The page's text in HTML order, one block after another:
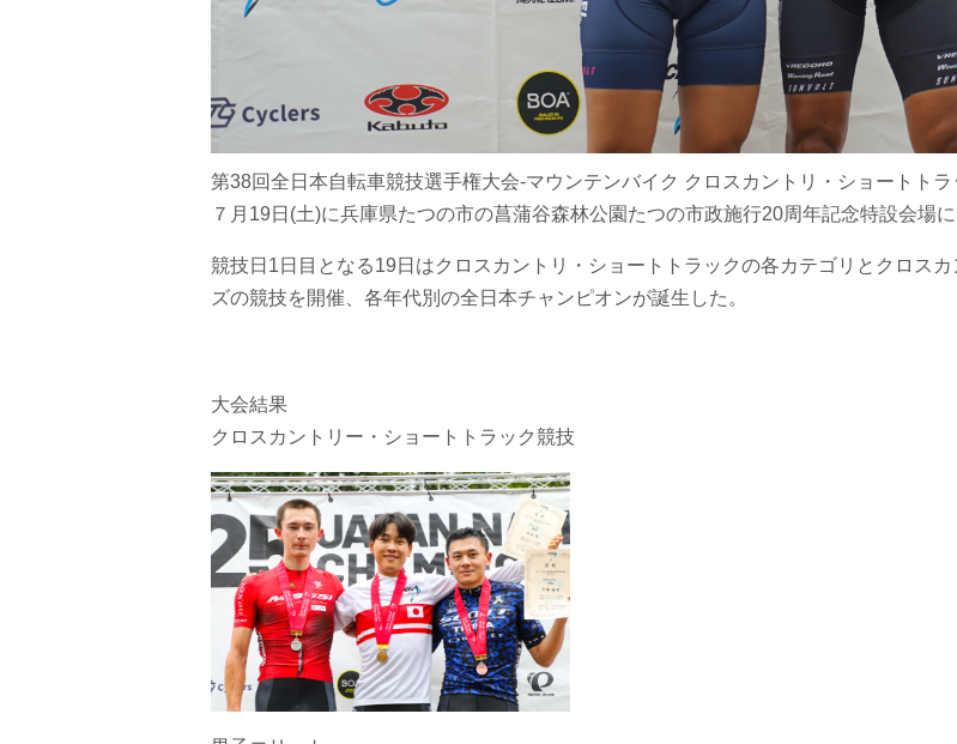
第38回全日本自転車競技選手権大会-マウンテンバイク クロスカントリ・ショートトラ
７月19日(土)に兵庫県たつの市の菖蒲谷森林公園たつの市政施行20周年記念特設会場に
競技日1日目となる19日はクロスカントリ・ショートトラックの各カテゴリとクロス
ズの競技を開催、各年代別の全日本チャンピオンが誕生した。
大会結果
クロスカントリー・ショートトラック競技